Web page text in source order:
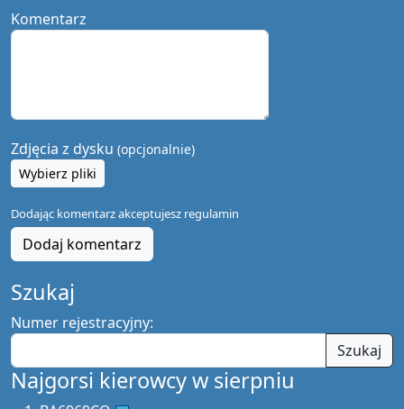
Komentarz
Zdjęcia z dysku (opcjonalnie)
Wybierz pliki
Dodając komentarz akceptujesz regulamin
Dodaj komentarz
Szukaj
Numer rejestracyjny:
Szukaj
Najgorsi kierowcy w sierpniu